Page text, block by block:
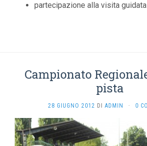
partecipazione alla visita guidata
Campionato
pista
28 GIUGNO 2012 DI ADMIN · 0